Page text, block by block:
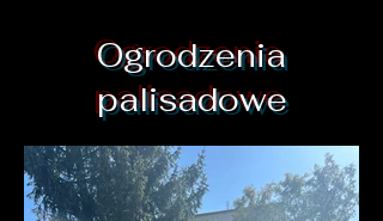
Ogrodzenia
palisadowe